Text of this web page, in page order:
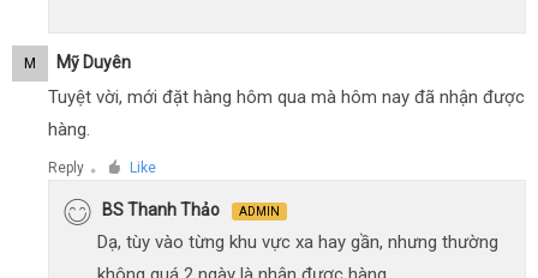
M Mỹ Duyên
Tuyệt vời, mới đặt hàng hôm qua mà hôm nay đã nhận được
hàng.
Reply ● Like
BS Thanh Thảo ADMIN
Dạ, tùy vào từng khu vực xa hay gần, nhưng thường